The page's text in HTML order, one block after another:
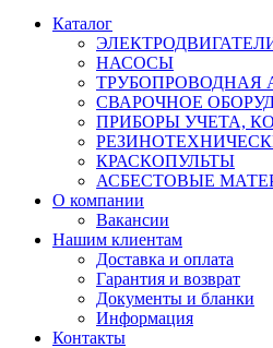
Каталог
НАСОСЫ
ТРУБОПРОВОДНАЯ
СВАРОЧНОЕ
ПРИБОРЫ УЧЕТА,
КРАСКОПУЛЬТЫ
АСБЕСТОВЫЕ
О компании
Вакансии
Нашим клиентам
Доставка и оплата
Гарантия и возврат
Документы и бланки
Информация
Контакты